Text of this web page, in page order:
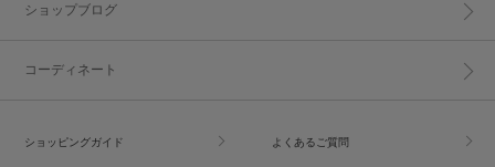
ショップブログ
コーディネート
ショッピングガイド よくあるご質問